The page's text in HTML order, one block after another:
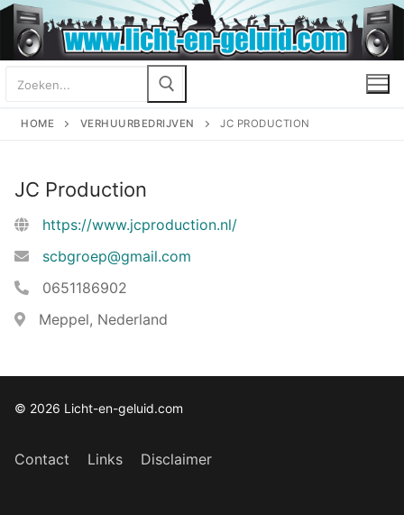
Ga
naar
de
inhoud
Zoeken
HOME VERHUURBEDRIJVEN JC PRODUCTION
JC Production
https://www.jcproduction.nl/
scbgroep@gmail.com
0651186902
Meppel, Nederland
© 2026 Licht-en-geluid.com
Contact Links Disclaimer